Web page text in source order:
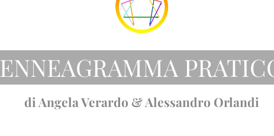
ENNEAGRAMMA
di Angela Verardo & Alessandro Orlandi